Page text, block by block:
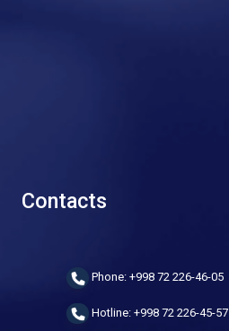
Contacts
Phone: +998 72 226-46-05
Hotline: +998 72 226-45-57